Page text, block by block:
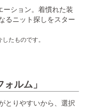
ーション。着慣れた装
るニット探しをスター
たものです。
ルム」
とりやすいから、選択